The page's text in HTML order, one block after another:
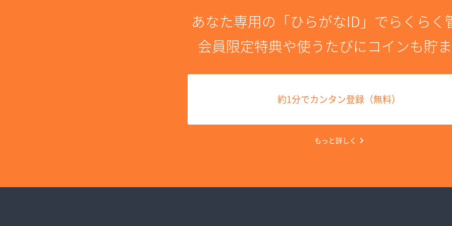
あなた専用の「ひらがなID」でらくらく
会員限定特典や使うたびにコインも貯
約1分でカンタン登録（無料）
もっと詳しく